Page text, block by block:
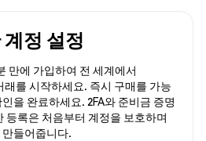
정 설정
만에 가입하여 전 세계에서
를 시작하세요. 즉시 구매를 가능
을 완료하세요. 2FA와 준비금 증명
등록은 처음부터 계정을 보호하며
들어줍니다.